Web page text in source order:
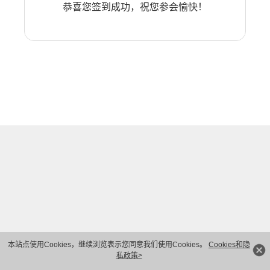
本站点使用Cookies，继续浏览表示您同意我们使用Cookies。 Cookies和隐
私政策>
恭喜您签到成功，祝您参会愉快！